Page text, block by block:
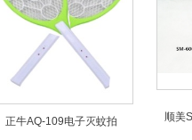
正牛AQ-109电子灭蚊拍 顺美